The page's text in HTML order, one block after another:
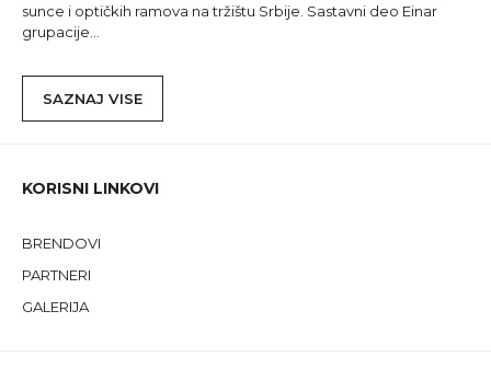
sunce i optičkih ramova na tržištu Srbije. Sastavni deo Einar
grupacije...
SAZNAJ VISE
KORISNI LINKOVI
BRENDOVI
PARTNERI
GALERIJA